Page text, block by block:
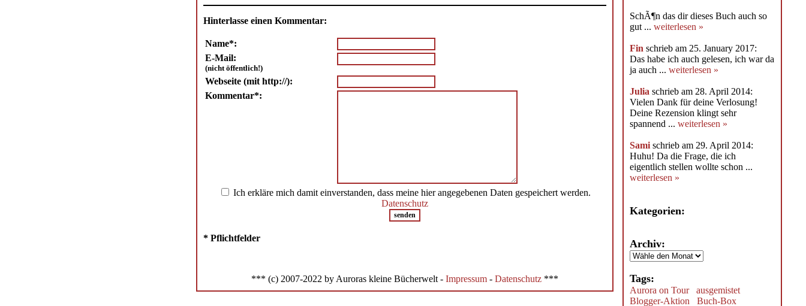
Hinterlasse einen Kommentar:
Name*:
E-Mail:
(nicht öffentlich!)
Webseite (mit http://):
Kommentar*:
Ich erkläre mich damit einverstanden, dass meine hier angegebenen Daten gespeichert werden.
Datenschutz
* Pflichtfelder
*** (c) 2007-2022 by Auroras kleine Bücherwelt - Impressum- Datenschutz***
SchÃ¶n das dir dieses Buch auch so
gut ...weiterlesen »
Finschrieb am 25. January 2017:
Das habe ich auch gelesen, ich war da
ja auch ...weiterlesen »
Julia schrieb am 28. April 2014:
Vielen Dank für deine Verlosung!
Deine Rezension klingt sehr
spannend ...weiterlesen »
Sami schrieb am 29. April 2014:
Huhu! Da die Frage, die ich
eigentlich stellen wollte schon ...
weiterlesen »
Kategorien:
Archiv:
Tags:
Aurora on Tour
ausgemistet
Blogger-Aktion
Buch-Box